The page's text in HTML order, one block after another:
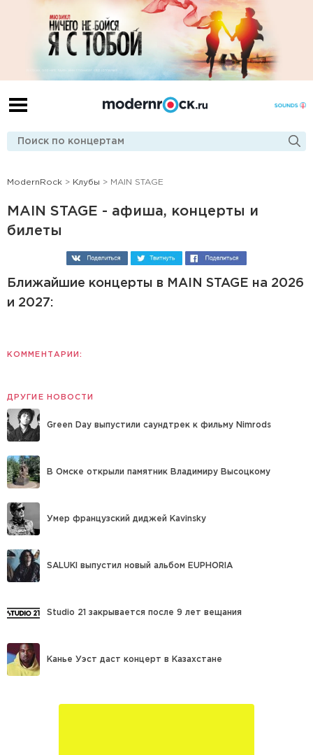
ModernRock > Клубы > MAIN STAGE
MAIN STAGE - афиша, концерты и
билеты
Ближайшие концерты в MAIN STAGE на 2026
и 2027:
КОММЕНТАРИИ:
ДРУГИЕ НОВОСТИ
Green Day выпустили саундтрек к фильму Nimrods
В Омске открыли памятник Владимиру Высоцкому
Умер французский диджей Kavinsky
SALUKI выпустил новый альбом EUPHORIA
Studio 21 закрывается после 9 лет вещания
Канье Уэст даст концерт в Казахстане